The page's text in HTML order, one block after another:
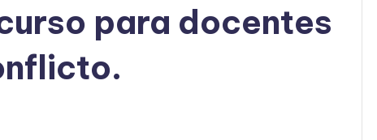
para docentes